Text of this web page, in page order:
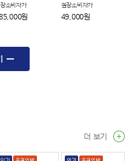
소비자가
원
권장소비자가
49,000원
더 보기